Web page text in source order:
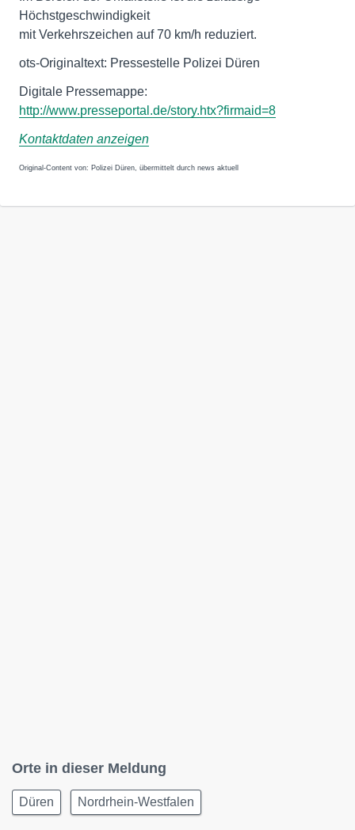
Höchstgeschwindigkeit
mit Verkehrszeichen auf 70 km/h reduziert.
ots-Originaltext: Pressestelle Polizei Düren
http://www.presseportal.de/story.htx?firmaid=8
Kontaktdaten anzeigen
Original-Content von: Polizei Düren, übermittelt durch news aktuell
Orte in dieser Meldung
Düren Nordrhein-Westfalen